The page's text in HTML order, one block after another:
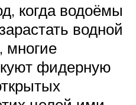
когда водоёмы
водной
многие
фидерную